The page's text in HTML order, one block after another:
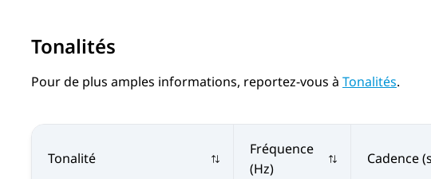
Tonalités
Pour de plus amples informations, reportez-vous à Tonalités.
Tonalité
Fréquence
(Hz)
Cadence